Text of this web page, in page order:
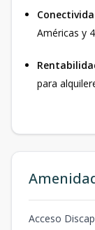
Américas y
para
Acceso